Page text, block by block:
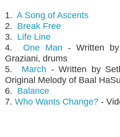
1.A Song of Ascents
2. Break Free
3. Life Line
4.One Man - Written
Graziani, drums
5. March - Written by
Original Melody of Baal
6. Balance
7.Who Wants Change? -